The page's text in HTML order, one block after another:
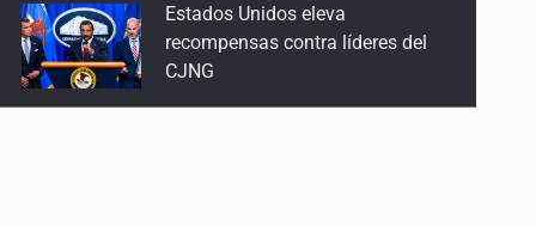
Mueren cuatro personas por
volcadura en San Miguel el Alto